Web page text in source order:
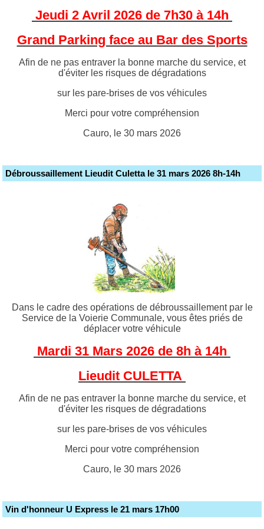
Jeudi 2 Avril 2026 de 7h30 à 14h
Grand Parking face au Bar des Sports
Afin de ne pas entraver la bonne marche du service, et
d'éviter les risques de dégradations
sur les pare-brises de vos véhicules
Merci pour votre compréhension
Cauro, le 30 mars 2026
Débroussaillement Lieudit Culetta le 31 mars 2026 8h-14h
Dans le cadre des opérations de débroussaillement par le
Service de la Voierie Communale, vous êtes priés de
déplacer votre véhicule
Mardi 31 Mars 2026 de 8h à 14h
Lieudit CULETTA
Afin de ne pas entraver la bonne marche du service, et
d'éviter les risques de dégradations
sur les pare-brises de vos véhicules
Merci pour votre compréhension
Cauro, le 30 mars 2026
Vin d'honneur U Express le 21 mars 17h00